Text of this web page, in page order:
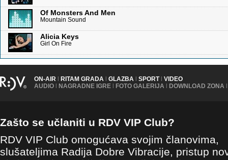
Of Monsters And Men
Mountain Sound
Alicia Keys
Girl On Fire
ON-AIR | RITAM GRADA | GLAZBA | SPORT | VIDEO
AUDIO | NAGRADNE IGRE | FOTO GALERIJA | DOWNLOAD ZONA |
Zašto se učlaniti u RDV VIP Club?
RDV VIP Club omogućava svojim članovima,
slušateljima Radija Dobre Vibracije, pristup